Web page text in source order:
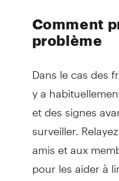
Comment
problème
Dans le cas des
y a
et des signes
surveiller.
amis et aux
pour les aider à